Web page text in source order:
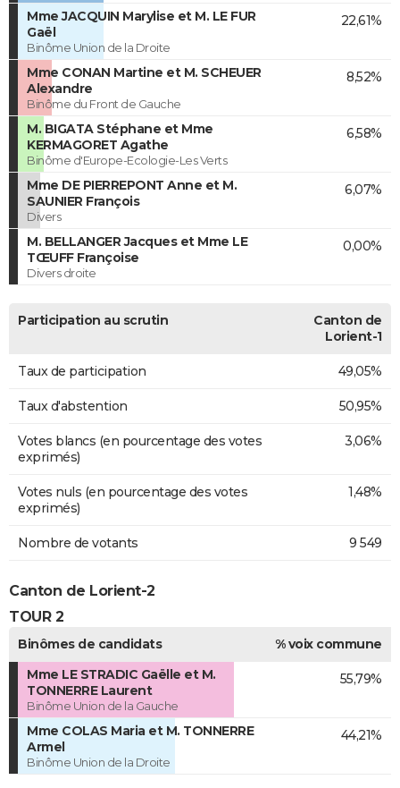
Mme JACQUIN Marylise et M. LE FUR
Gaël
Binôme Union de la Droite
22,61%
Mme CONAN Martine et M. SCHEUER
Alexandre
Binôme du Front de Gauche
8,52%
M. BIGATA Stéphane et Mme
KERMAGORET Agathe
Binôme d'Europe-Ecologie-Les Verts
6,58%
Mme DE PIERREPONT Anne et M.
SAUNIER François
Divers
6,07%
M. BELLANGER Jacques et Mme LE
TŒUFF Françoise
Divers droite
0,00%
Participation au scrutin
Canton de
Lorient-1
Taux de participation 49,05%
Taux d'abstention 50,95%
Votes blancs (en pourcentage des votes
exprimés)
3,06%
Votes nuls (en pourcentage des votes
exprimés)
1,48%
Nombre de votants 9 549
Canton de Lorient-2
TOUR 2
Binômes de candidats
% voix commune
Mme LE STRADIC Gaëlle et M.
TONNERRE Laurent
Binôme Union de la Gauche
55,79%
Mme COLAS Maria et M. TONNERRE
Armel
Binôme Union de la Droite
44,21%